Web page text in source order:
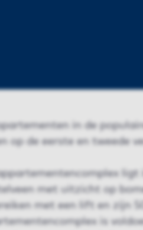
in de
op de eerste en tweede
ligt
met uitzicht op
met een lift en zijn
is